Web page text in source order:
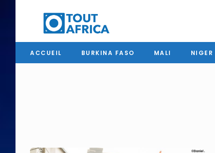
ACCUEIL BURKINA FASO MALI NIGER